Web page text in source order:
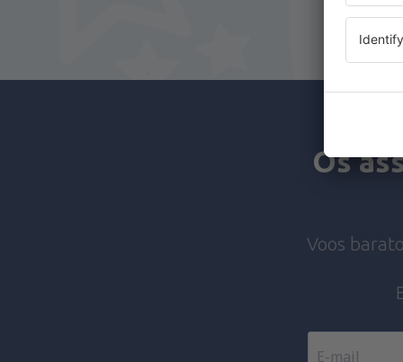
Os
Voos